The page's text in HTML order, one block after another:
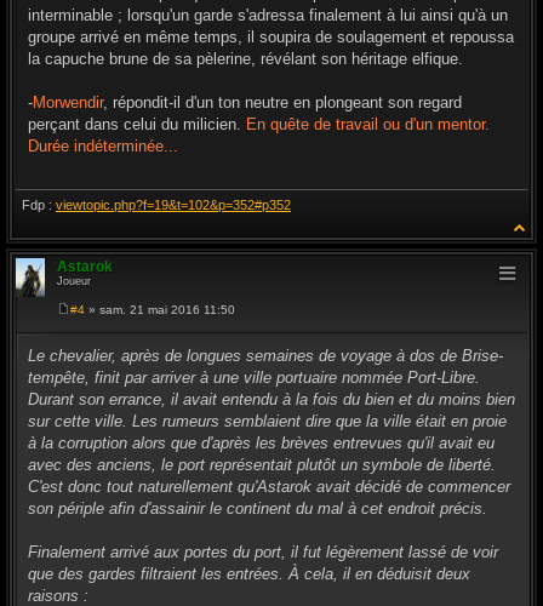
interminable ; lorsqu'un garde s'adressa finalement à lui ainsi qu'à un
groupe arrivé en même temps, il soupira de soulagement et repoussa
la capuche brune de sa pèlerine, révélant son héritage elfique.
-Morwendir, répondit-il d'un ton neutre en plongeant son regard
perçant dans celui du milicien. En quête de travail ou d'un mentor.
Durée indéterminée...
Fdp : viewtopic.php?f=19&t=102&p=352#p352
Astarok
Joueur
s
a
g
e
#4» sam. 21 mai 2016 11:50
Le chevalier, après de longues semaines de voyage à dos de Brise-
tempête, finit par arriver à une ville portuaire nommée Port-Libre.
Durant son errance, il avait entendu à la fois du bien et du moins bien
sur cette ville. Les rumeurs semblaient dire que la ville était en proie
à la corruption alors que d'après les brèves entrevues qu'il avait eu
avec des anciens, le port représentait plutôt un symbole de liberté.
C'est donc tout naturellement qu'Astarok avait décidé de commencer
son périple afin d'assainir le continent du mal à cet endroit précis.
Finalement arrivé aux portes du port, il fut légèrement lassé de voir
que des gardes filtraient les entrées. À cela, il en déduisit deux
raisons :